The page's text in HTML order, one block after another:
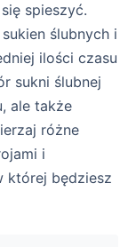
spieszyć.
ślubnych i
ilości czasu
sukni ślubnej
ale także
różne
i
której będziesz